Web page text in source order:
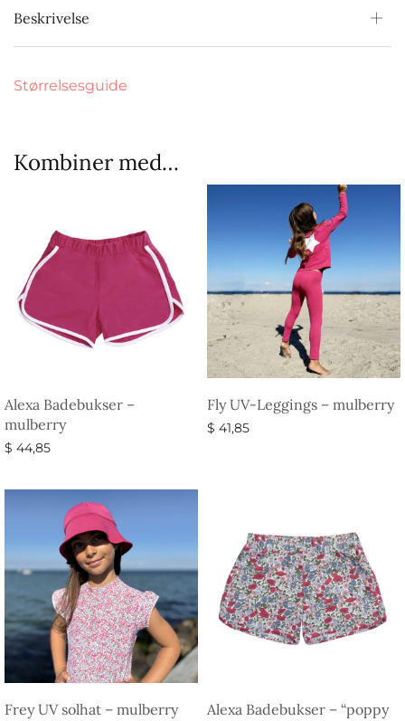
Beskrivelse
Størrelsesguide
Kombiner med…
Alexa Badebukser –
mulberry
$ 44,85
Fly UV-Leggings – mulberry
$ 41,85
Frey UV solhat – mulberry
Alexa Badebukser – “poppy